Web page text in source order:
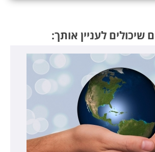
שיכולים לעניין אותך: